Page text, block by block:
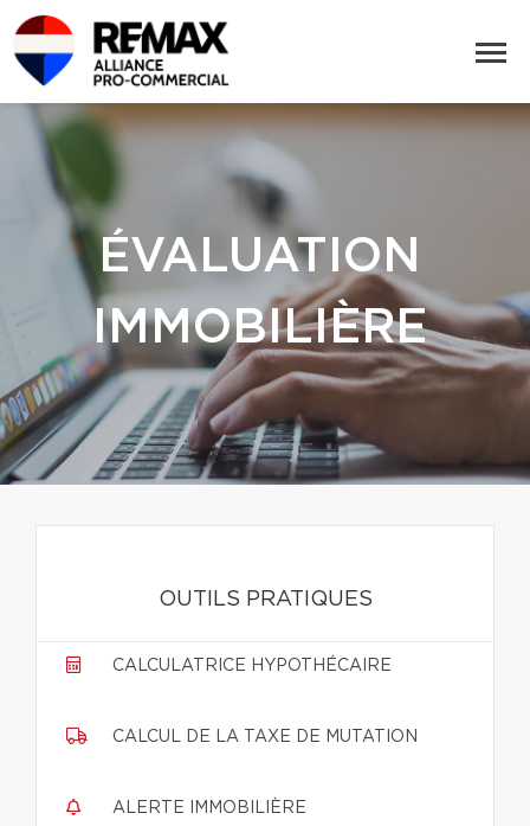
ÉVALUATION
IMMOBILIÈRE
OUTILS PRATIQUES
CALCULATRICE HYPOTHÉCAIRE
CALCUL DE LA TAXE DE MUTATION
ALERTE IMMOBILIÈRE